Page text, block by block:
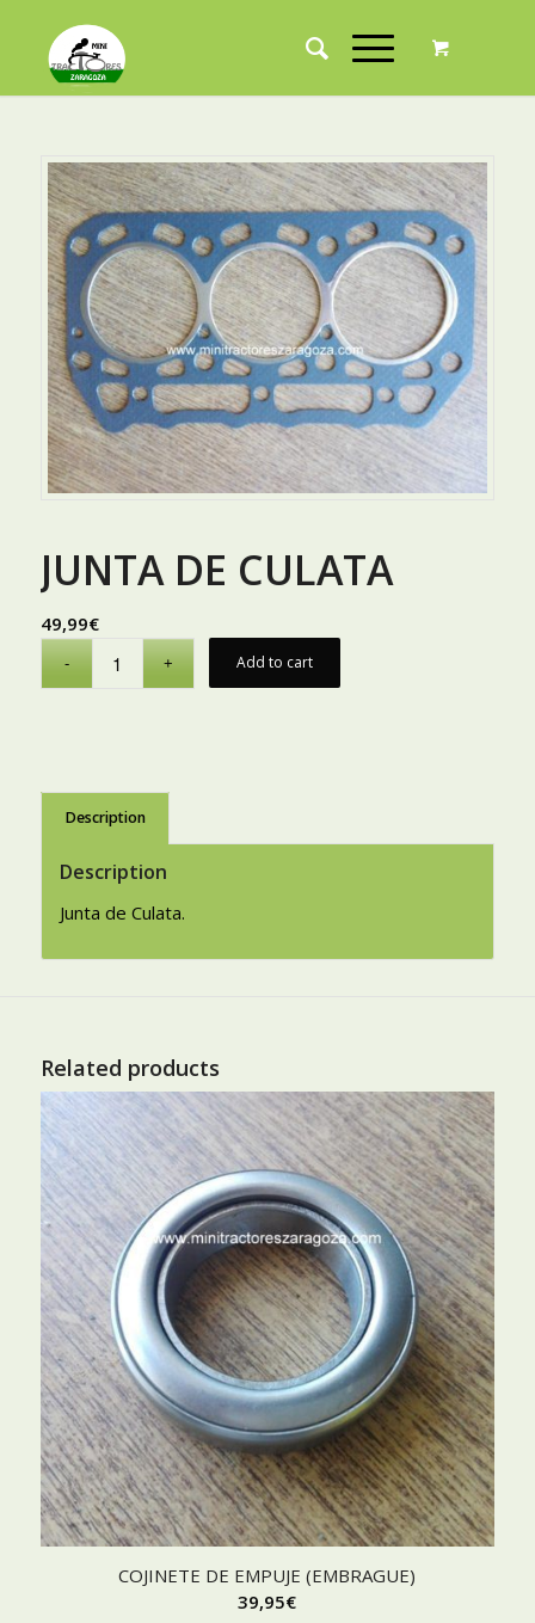
JUNTA DE CULATA
49,99€
Add to cart
Description
Description
Junta de Culata.
Related products
COJINETE DE EMPUJE (EMBRAGUE)
39,95€